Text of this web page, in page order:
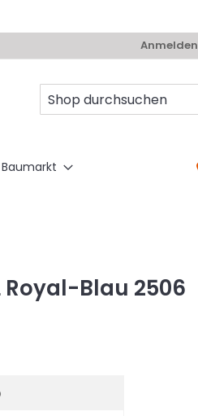
Anmelden
Baumarkt
Blau 2506